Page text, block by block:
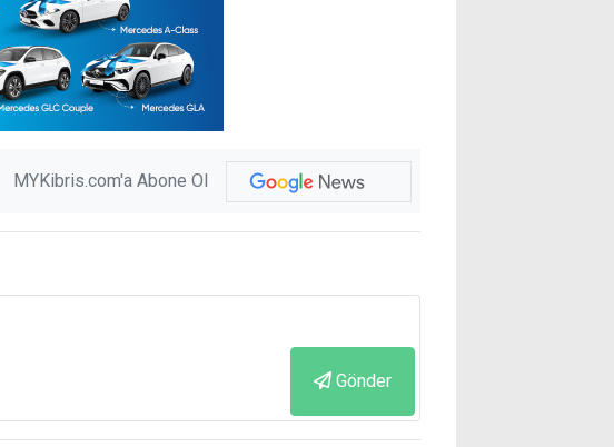
MYKibris.com'a Abone Ol
Gönder